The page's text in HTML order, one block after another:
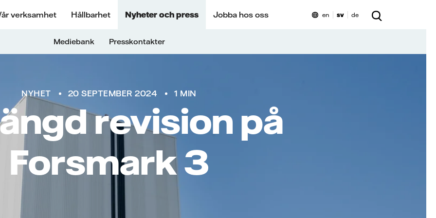
verksamhet Hållbarhet Nyheter och press Jobba hos oss
Mediebank Presskontakter
en sv de
NYHET 20 SEPTEMBER 2024 1 MIN
revision på
Forsmark 3